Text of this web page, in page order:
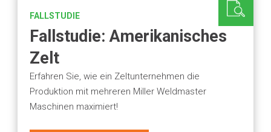
FALLSTUDIE
Fallstudie: Amerikanisches
Zelt
Erfahren Sie, wie ein Zeltunternehmen die
Produktion mit mehreren Miller Weldmaster
Maschinen maximiert!